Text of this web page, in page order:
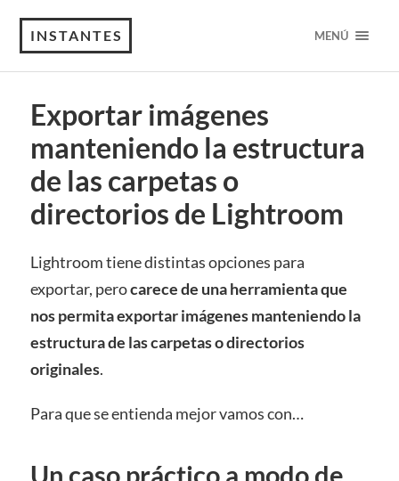
INSTANTES MENÚ
Exportar imágenes
manteniendo la estructura
de las carpetas o
directorios de Lightroom
Lightroom tiene distintas opciones para
exportar, perocarece de una herramienta que
nos permita exportar imágenes manteniendo la
estructura de las carpetas o directorios
originales.
Para que se entienda mejor vamos con…
Un caso práctico a modo de